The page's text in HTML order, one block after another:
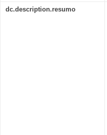
dc.description.resumo